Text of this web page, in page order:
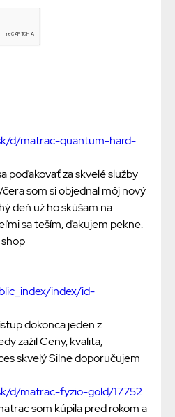
d/matrac-quantum-hard-
poďakovať za skvelé služby
som si objednal môj nový
deň už ho skúšam na
sa teším, ďakujem pekne.
index/id-
dokonca jeden z
zažil Ceny, kvalita,
skvelý Silne doporučujem
d/matrac-fyzio-gold/17752
som kúpila pred rokom a